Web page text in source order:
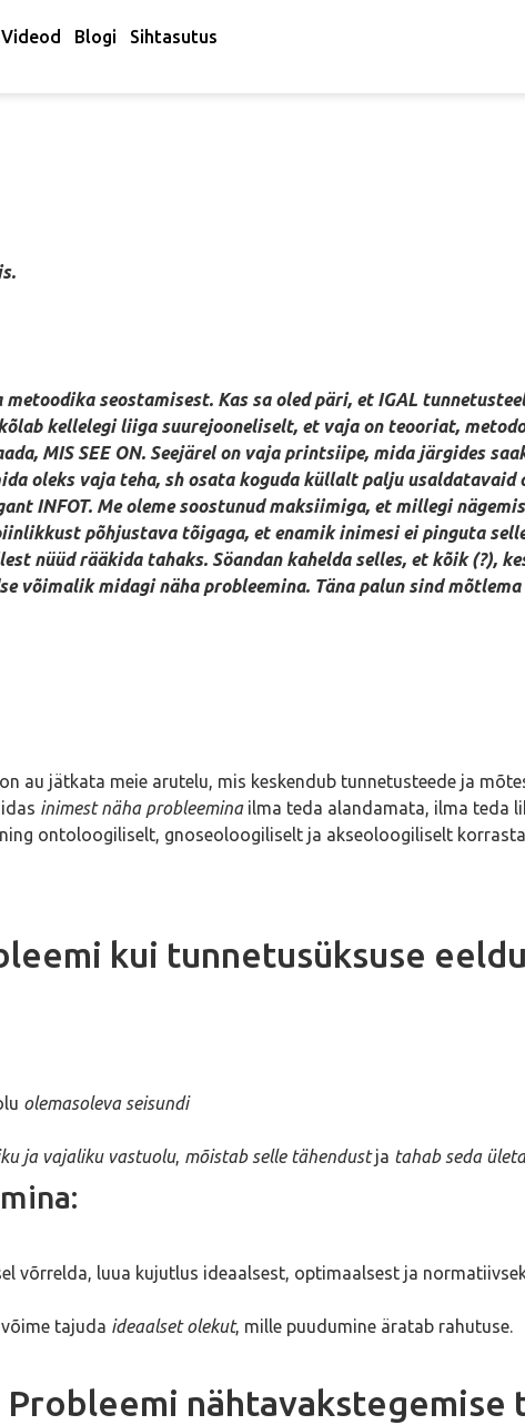
Videod Blogi Sihtasutus
seostamisest. Kas sa oled päri, et IGAL
kellelegi liiga suurejooneliselt, et vaja on teooriat,
MIS SEE ON. Seejärel on vaja printsiipe, mida järgides
oleks vaja teha, sh osata koguda küllalt palju usaldatavaid
INFOT. Me oleme soostunud maksiimiga, et millegi
põhjustava tõigaga, et enamik inimesi ei pinguta
nüüd rääkida tahaks. Söandan kahelda selles, et kõik (?),
võimalik midagi näha probleemina. Täna palun sind
au jätkata meie arutelu, mis keskendub tunnetusteede ja
inimest näha probleeminailma teda alandamata, ilma teda
ontoloogiliselt, gnoseoloogiliselt ja akseoloogiliselt
kui tunnetusüksuse
olemasoleva seisundi
ja vajaliku vastuolu, mõistab selle tähendustja tahab seda
võrrelda, luua kujutlus ideaalsest, optimaalsest ja
tajuda ideaalset olekut, mille puudumine äratab rahutuse.
Probleemi nähtavakstegemise